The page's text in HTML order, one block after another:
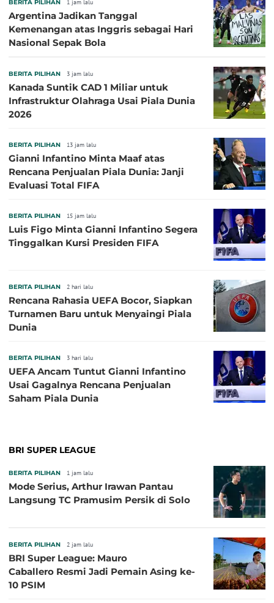
BERITA PILIHAN 1 jam lalu
Argentina Jadikan Tanggal
Kemenangan atas Inggris sebagai Hari
Nasional Sepak Bola
BERITA PILIHAN 3 jam lalu
Kanada Suntik CAD 1 Miliar untuk
Infrastruktur Olahraga Usai Piala Dunia
2026
BERITA PILIHAN 13 jam lalu
Gianni Infantino Minta Maaf atas
Rencana Penjualan Piala Dunia: Janji
Evaluasi Total FIFA
BERITA PILIHAN 15 jam lalu
Luis Figo Minta Gianni Infantino Segera
Tinggalkan Kursi Presiden FIFA
BERITA PILIHAN 2 hari lalu
Rencana Rahasia UEFA Bocor, Siapkan
Turnamen Baru untuk Menyaingi Piala
Dunia
BERITA PILIHAN 3 hari lalu
UEFA Ancam Tuntut Gianni Infantino
Usai Gagalnya Rencana Penjualan
Saham Piala Dunia
BRI SUPER LEAGUE
BERITA PILIHAN 1 jam lalu
Mode Serius, Arthur Irawan Pantau
Langsung TC Pramusim Persik di Solo
BERITA PILIHAN 2 jam lalu
BRI Super League: Mauro
Caballero Resmi Jadi Pemain Asing ke-
10 PSIM